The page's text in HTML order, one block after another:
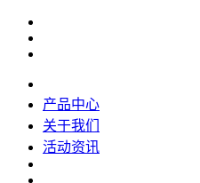
产品中心
关于我们
活动资讯